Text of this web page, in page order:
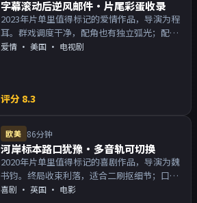
字幕滚动后逆风邮件·片尾彩蛋收录
2023年片单里值得标记的爱情作品，导演为程
耳。群戏调度干净，配角也有独立弧光；配乐
与画面气质统一。主演以演技派为主，适合喜
爱情 · 美国 · 电视剧
评分 8.3
欧美 86分钟
河岸标本路口犹豫·多音轨可切换
2020年片单里值得标记的喜剧作品，导演为魏
书钧。终局收束利落，适合二刷抠细节；口碑
向与娱乐性兼顾。主演以演技派为主，适合喜
喜剧 · 英国 · 电影